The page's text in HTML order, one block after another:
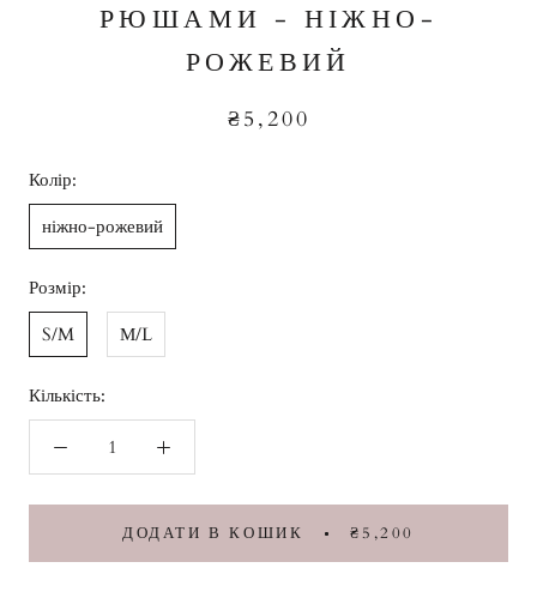
РЮШАМИ - НІЖНО-
РОЖЕВИЙ
₴5,200
Колір:
ніжно-рожевий
Розмір:
S/M
М/L
Кількість:
ДОДАТИ В КОШИК ₴5,200